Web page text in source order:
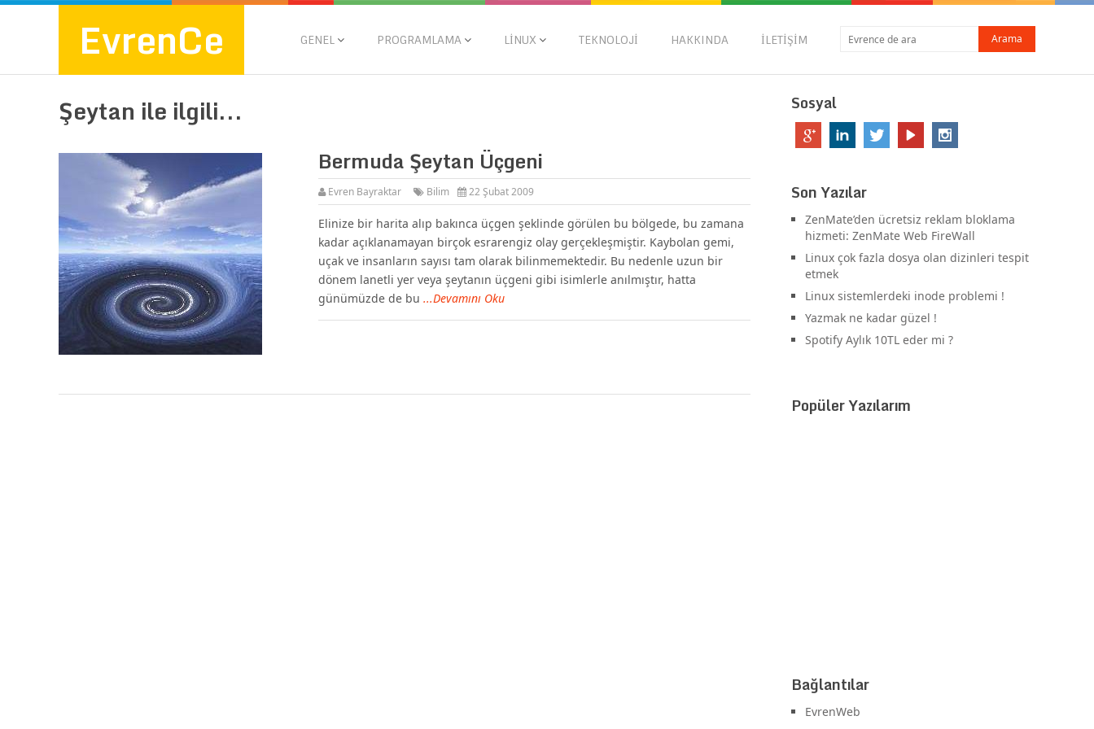
EvrenCe GENEL PROGRAMLAMA LINUX TEKNOLOJI HAKKINDA İLETIŞIM
Şeytan ile ilgili...
Bermuda Şeytan Üçgeni
Evren Bayraktar Bilim 22 Şubat 2009
Elinize bir harita alıp bakınca üçgen şeklinde görülen bu bölgede, bu zamana
kadar açıklanamayan birçok esrarengiz olay gerçekleşmiştir. Kaybolan gemi,
uçak ve insanların sayısı tam olarak bilinmemektedir. Bu nedenle uzun bir
dönem lanetli yer veya şeytanın üçgeni gibi isimlerle anılmıştır, hatta
günümüzde de bu ...Devamını Oku
Sosyal
Son Yazılar
ZenMate’den ücretsiz reklam bloklama
hizmeti: ZenMate Web FireWall
Linux çok fazla dosya olan dizinleri tespit
etmek
Linux sistemlerdeki inode problemi !
Yazmak ne kadar güzel !
Spotify Aylık 10TL eder mi ?
Popüler Yazılarım
Bağlantılar
EvrenWeb